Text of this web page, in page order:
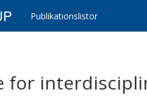
Publikationslistor
for